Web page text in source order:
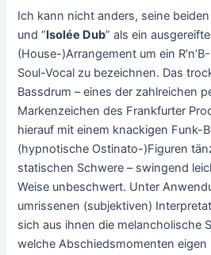
Ich kann nicht anders, seine beiden
und “Isolée Dub” als ein
(House-)Arrangement um ein
Soul-Vocal zu bezeichnen. Das
Bassdrum – eines der zahlreichen
Markenzeichen des Frankfurter
hierauf mit einem knackigen Funk-
(hypnotische Ostinato-)Figuren
statischen Schwere – swingend
Weise unbeschwert. Unter
umrissenen (subjektiven)
sich aus ihnen die melancholische
welche Abschiedsmomenten eigen